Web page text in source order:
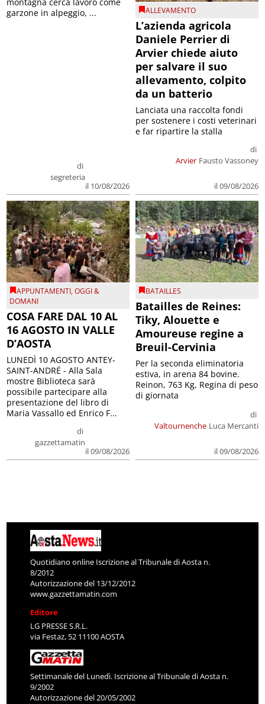
di
segreteria
il 10/08/2026
garzone in alpeggio, ...
ALLEVAMENTO
L’azienda agricola
Daniele Perrier di
Arvier chiede aiuto
per salvare il suo
allevamento, colpito
da un batterio
Arvier
di
Fausto Vassoney
il 09/08/2026
Lanciata una raccolta fondi
per sostenere i costi veterinari
e far ripartire la stalla
APPUNTAMENTI,OGGI &
DOMANI
COSA FARE DAL 10 AL
16 AGOSTO IN VALLE
D’AOSTA
di
gazzettamatin
il 09/08/2026
LUNEDÌ 10 AGOSTO ANTEY-
SAINT-ANDRÉ - Alla Sala
mostre Biblioteca sarà
possibile partecipare alla
presentazione del libro di
Maria Vassallo ed Enrico F...
BATAILLES
Batailles de Reines:
Tiky, Alouette e
Amoureuse regine a
Breuil-Cervinia
Valtournenche
di
Luca Mercanti
il 09/08/2026
Per la seconda eliminatoria
estiva, in arena 84 bovine.
Reinon, 763 Kg, Regina di peso
di giornata
Quotidiano online Iscrizione al Tribunale di Aosta n.
8/2012
Autorizzazione del 13/12/2012
www.gazzettamatin.com
Editore
LG PRESSE S.R.L.
via Festaz, 52 11100 AOSTA
Settimanale del Lunedì. Iscrizione al Tribunale di Aosta n.
9/2002
Autorizzazione del 20/05/2002